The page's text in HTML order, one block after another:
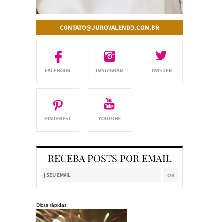
CONTATO@JUROVALENDO.COM.BR
RECEBA POSTS POR EMAIL
Dicas rápidas!